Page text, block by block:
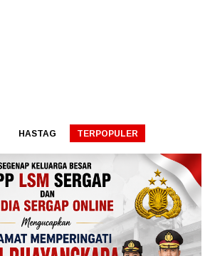
HASTAG TERPOPULER